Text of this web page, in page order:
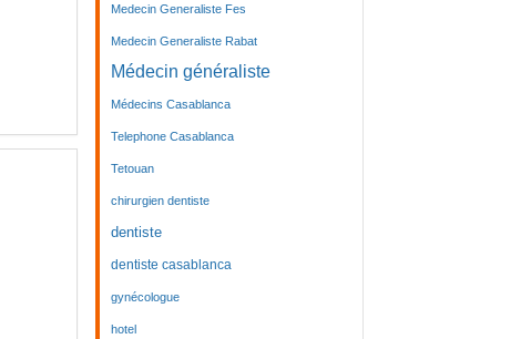
Medecin Generaliste Fes
Medecin Generaliste Rabat
Médecin généraliste
Médecins Casablanca
Telephone Casablanca
Tetouan
chirurgien dentiste
dentiste
dentiste casablanca
gynécologue
hotel